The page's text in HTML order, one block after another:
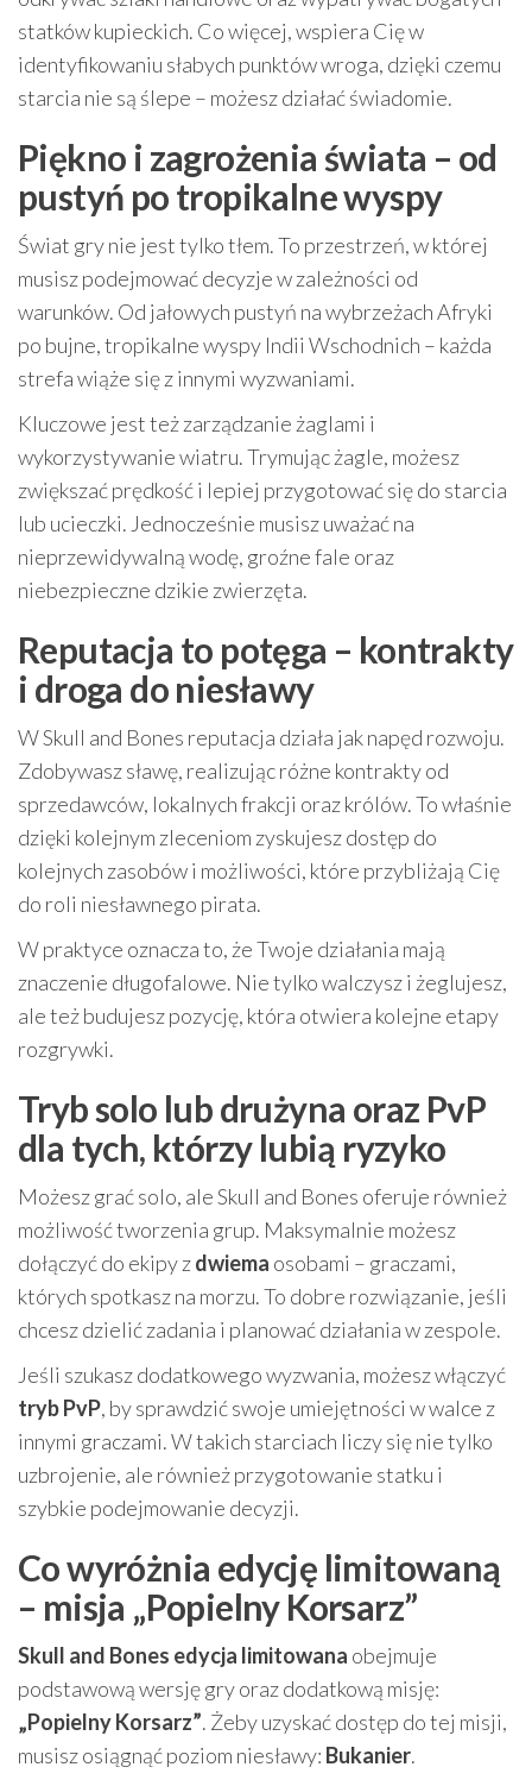
statków kupieckich. Co więcej, wspiera Cię w
identyfikowaniu słabych punktów wroga, dzięki czemu
starcia nie są ślepe – możesz działać świadomie.
Piękno i zagrożenia świata – od
pustyń po tropikalne wyspy
Świat gry nie jest tylko tłem. To przestrzeń, w której
musisz podejmować decyzje w zależności od
warunków. Od jałowych pustyń na wybrzeżach Afryki
po bujne, tropikalne wyspy Indii Wschodnich – każda
strefa wiąże się z innymi wyzwaniami.
Kluczowe jest też zarządzanie żaglami i
wykorzystywanie wiatru. Trymując żagle, możesz
zwiększać prędkość i lepiej przygotować się do starcia
lub ucieczki. Jednocześnie musisz uważać na
nieprzewidywalną wodę, groźne fale oraz
niebezpieczne dzikie zwierzęta.
Reputacja to potęga – kontrakty
i droga do niesławy
W Skull and Bones reputacja działa jak napęd rozwoju.
Zdobywasz sławę, realizując różne kontrakty od
sprzedawców, lokalnych frakcji oraz królów. To właśnie
dzięki kolejnym zleceniom zyskujesz dostęp do
kolejnych zasobów i możliwości, które przybliżają Cię
do roli niesławnego pirata.
W praktyce oznacza to, że Twoje działania mają
znaczenie długofalowe. Nie tylko walczysz i żeglujesz,
ale też budujesz pozycję, która otwiera kolejne etapy
rozgrywki.
Tryb solo lub drużyna oraz PvP
dla tych, którzy lubią ryzyko
Możesz grać solo, ale Skull and Bones oferuje również
możliwość tworzenia grup. Maksymalnie możesz
dołączyć do ekipy zdwiema osobami – graczami,
których spotkasz na morzu. To dobre rozwiązanie, jeśli
chcesz dzielić zadania i planować działania w zespole.
Jeśli szukasz dodatkowego wyzwania, możesz włączyć
tryb PvP, by sprawdzić swoje umiejętności w walce z
innymi graczami. W takich starciach liczy się nie tylko
uzbrojenie, ale również przygotowanie statku i
szybkie podejmowanie decyzji.
Co wyróżnia edycję limitowaną
– misja „Popielny Korsarz”
Skull and Bones edycja limitowana obejmuje
podstawową wersję gry oraz dodatkową misję:
„Popielny Korsarz”. Żeby uzyskać dostęp do tej misji,
musisz osiągnąć poziom niesławy: Bukanier.